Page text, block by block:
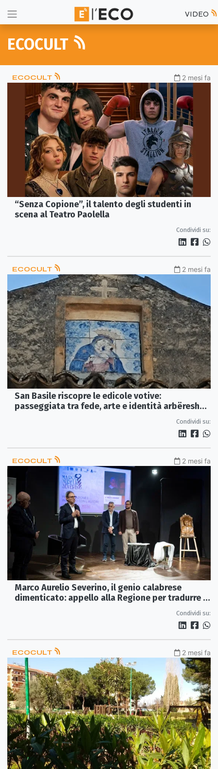
VIDEO
ECOCULT
ECOCULT 2 mesi fa
“Senza Copione”, il talento degli studenti in
scena al Teatro Paolella
Condividi su:
ECOCULT 2 mesi fa
San Basile riscopre le edicole votive:
passeggiata tra fede, arte e identità arbëreshe
Condividi su:
ECOCULT 2 mesi fa
Marco Aurelio Severino, il genio calabrese
dimenticato: appello alla Regione per tradurre le
Condividi su:
ECOCULT 2 mesi fa